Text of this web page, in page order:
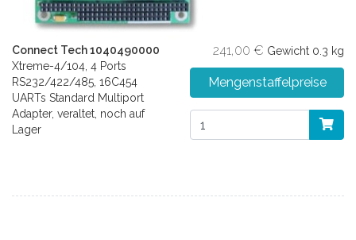
Connect Tech 1040490000
Xtreme-4/104, 4 Ports
RS232/422/485, 16C454
UARTs Standard Multiport
Adapter, veraltet, noch auf
Lager
241,00 € Gewicht 0.3 kg
Mengenstaffelpreise